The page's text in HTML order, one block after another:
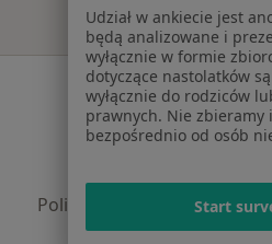
Serwis
Polityka
Polityka prywatności
Polityka prywatności dla
dane
Udział w ankiecie jest
będą analizowane i
wyłącznie w formie
dotyczące nastolatków
wyłącznie do rodziców
prawnych. Nie zbieramy
bezpośrednio od osób
Start